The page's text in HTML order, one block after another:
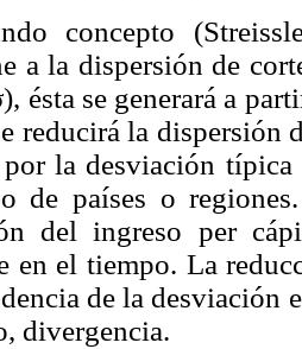
concepto
a la dispersión de
ésta se generará a
reducirá la dispersión
la desviación
de países o
del ingreso per
en el tiempo. La
de la desviación
divergencia.